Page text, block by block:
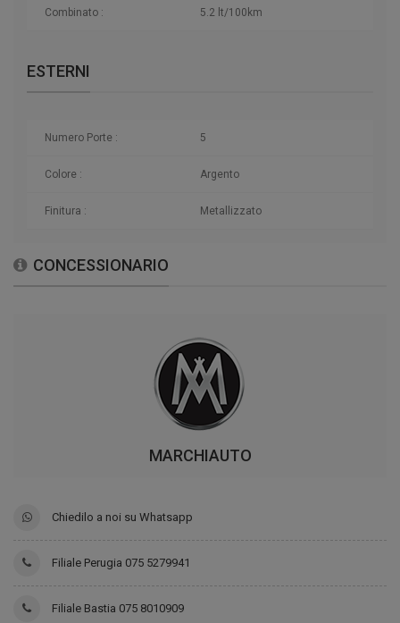
Combinato : 5.2 lt/100km
ESTERNI
Numero Porte : 5
Colore : Argento
Finitura : Metallizzato
CONCESSIONARIO
MARCHIAUTO
Chiedilo a noi su Whatsapp
Filiale Perugia 075 5279941
Filiale Bastia 075 8010909